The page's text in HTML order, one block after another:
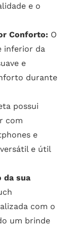
e o
Conforto: O
inferior da
e
durante
possui
com
e
e útil
da sua
com o
um brinde